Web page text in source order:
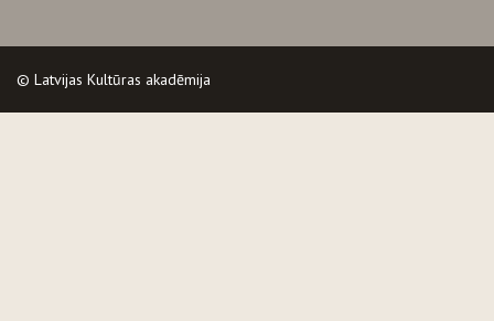
© Latvijas Kultūras akadēmija